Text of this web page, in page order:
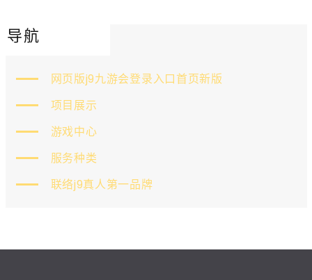
导航
网页版j9九游会登录入口首页新版
项目展示
游戏中心
服务种类
联络j9真人第一品牌